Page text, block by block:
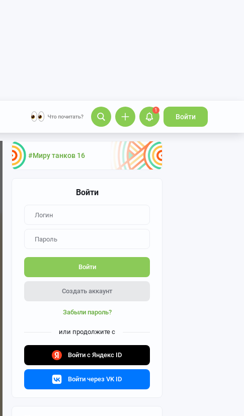
1
Войти
#Миру танков 16
Войти
Войти
Создать аккаунт
Забыли пароль?
или продолжите с
Войти с Яндекс ID
Войти через VK ID